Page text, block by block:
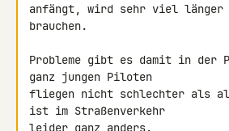
anfängt, wird sehr viel länger
brauchen.
Probleme gibt es damit in der
ganz jungen Piloten
fliegen nicht schlechter als
ist im Straßenverkehr
leider ganz anders.